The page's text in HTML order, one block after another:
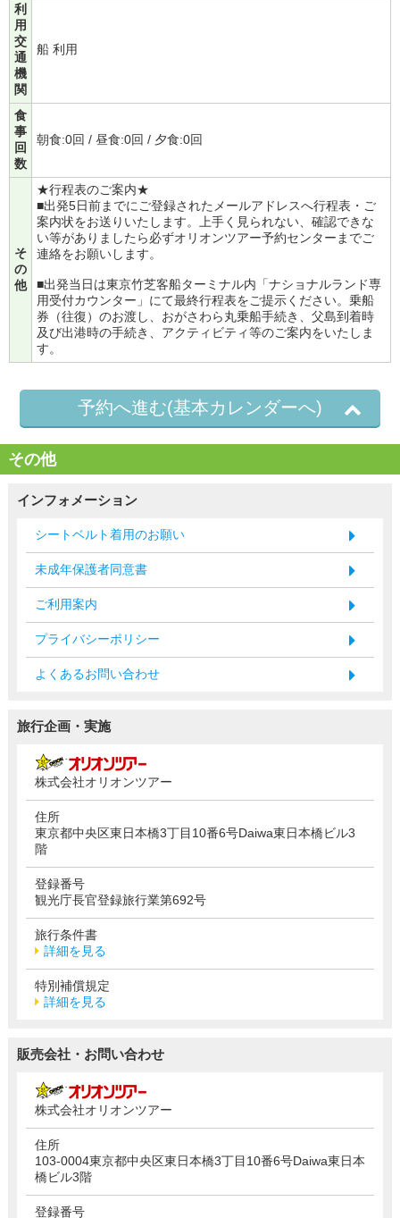
利
用
交
通
機
関
船 利用
食
事
回
数
朝食:0回 / 昼食:0回 / 夕食:0回
そ
の
他
★行程表のご案内★
■出発5日前までにご登録されたメールアドレスへ行程表・ご
案内状をお送りいたします。上手く見られない、確認できな
い等がありましたら必ずオリオンツアー予約センターまでご
連絡をお願いします。
■出発当日は東京竹芝客船ターミナル内「ナショナルランド専
用受付カウンター」にて最終行程表をご提示ください。乗船
券（往復）のお渡し、おがさわら丸乗船手続き、父島到着時
及び出港時の手続き、アクティビティ等のご案内をいたしま
す。
予約へ進む(基本カレンダーへ)
その他
インフォメーション
シートベルト着用のお願い
未成年保護者同意書
ご利用案内
プライバシーポリシー
よくあるお問い合わせ
旅行企画・実施
株式会社オリオンツアー
住所
東京都中央区東日本橋3丁目10番6号Daiwa東日本橋ビル3
階
登録番号
観光庁長官登録旅行業第692号
旅行条件書
詳細を見る
特別補償規定
詳細を見る
販売会社・お問い合わせ
株式会社オリオンツアー
住所
103-0004東京都中央区東日本橋3丁目10番6号Daiwa東日本
橋ビル3階
登録番号